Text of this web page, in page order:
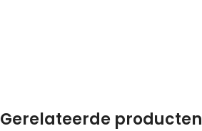
Gerelateerde producten